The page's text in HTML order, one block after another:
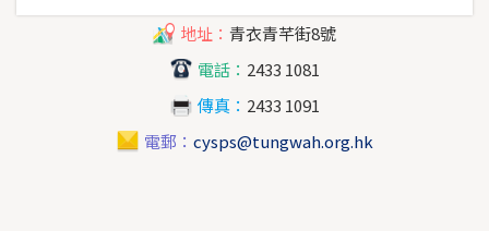
地址： 青衣青芊街8號
電話： 2433 1081
傳真： 2433 1091
電郵： cysps@tungwah.org.hk